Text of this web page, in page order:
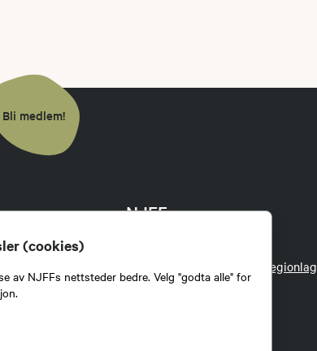
(cookies)
av NJFFs nettsteder bedre. Velg "godta alle" for
Bli medlem!
NJFF
Kontakt ditt lokallag eller regionlag
Om oss